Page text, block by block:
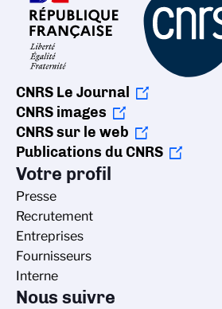
CNRS Le Journal
CNRS images
CNRS sur le web
Publications du CNRS
Votre profil
Presse
Recrutement
Entreprises
Fournisseurs
Interne
Nous suivre